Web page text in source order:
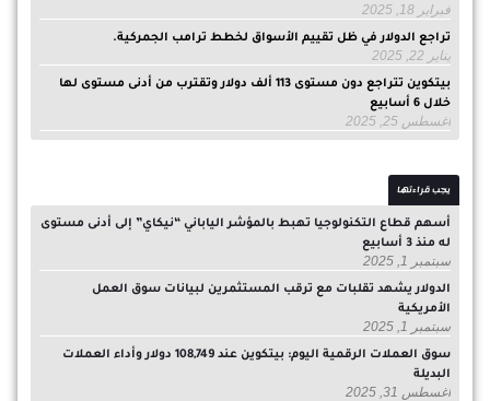
فبراير 18, 2025
تراجع الدولار في ظل تقييم الأسواق لخطط ترامب الجمركية.
يناير 22, 2025
بيتكوين تتراجع دون مستوى 113 ألف دولار وتقترب من أدنى مستوى لها
خلال 6 أسابيع
أغسطس 25, 2025
يجب قراءتها
أسهم قطاع التكنولوجيا تهبط بالمؤشر الياباني “نيكاي” إلى أدنى مستوى
له منذ 3 أسابيع
سبتمبر 1, 2025
الدولار يشهد تقلبات مع ترقب المستثمرين لبيانات سوق العمل
الأمريكية
سبتمبر 1, 2025
سوق العملات الرقمية اليوم: بيتكوين عند 108,749 دولار وأداء العملات
البديلة
أغسطس 31, 2025